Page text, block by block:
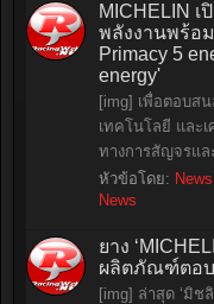
MICHELIN
พลังงานพร้อ
Primacy 5
energy'
[img] เพื่อตอบส
เทคโนโลยี และ
ทางการสัญจรแล
หัวข้อโดย: News
News
ยาง
ผลิตภัณฑ์ตอบ
[img] ล่าสุด ‘มิช